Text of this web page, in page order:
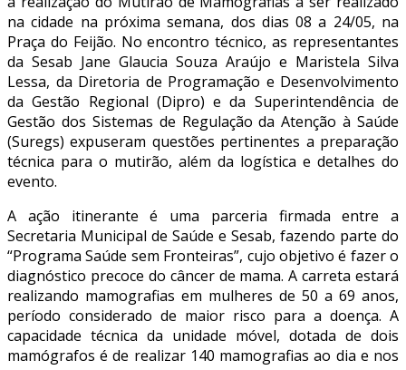
na cidade na próxima semana, dos dias 08 a 24/05, na
Praça do Feijão. No encontro técnico, as representantes
da Sesab Jane Glaucia Souza Araújo e Maristela Silva
Lessa, da Diretoria de Programação e Desenvolvimento
da Gestão Regional (Dipro) e da Superintendência de
Gestão dos Sistemas de Regulação da Atenção à Saúde
(Suregs) expuseram questões pertinentes a preparação
técnica para o mutirão, além da logística e detalhes do
evento.
A ação itinerante é uma parceria firmada entre a
Secretaria Municipal de Saúde e Sesab, fazendo parte do
“Programa Saúde sem Fronteiras”, cujo objetivo é fazer o
diagnóstico precoce do câncer de mama. A carreta estará
realizando mamografias em mulheres de 50 a 69 anos,
período considerado de maior risco para a doença. A
capacidade técnica da unidade móvel, dotada de dois
mamógrafos é de realizar 140 mamografias ao dia e nos